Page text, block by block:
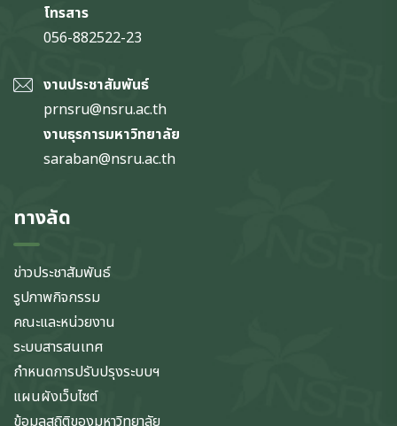
โทรสาร
056-882522-23
งานประชาสัมพันธ์
prnsru@nsru.ac.th
งานธุรการมหาวิทยาลัย
saraban@nsru.ac.th
ทางลัด
ข่าวประชาสัมพันธ์
รูปภาพกิจกรรม
คณะและหน่วยงาน
ระบบสารสนเทศ
กำหนดการปรับปรุงระบบฯ
แผนผังเว็บไซต์
ข้อมูลสถิติของมหาวิทยาลัย